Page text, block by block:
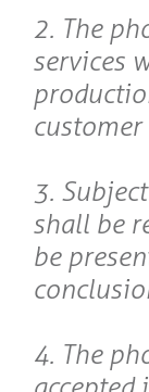
2. The
services
3.
shall be
be
4. The